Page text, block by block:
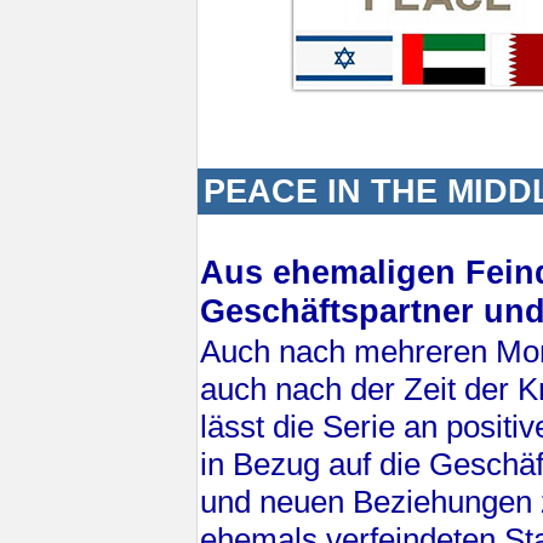
PEACE IN THE
Aus ehemaligen
Geschäftspartner
Auch nach mehreren
auch nach der Zeit der
lässt die Serie an
in Bezug auf die
und neuen